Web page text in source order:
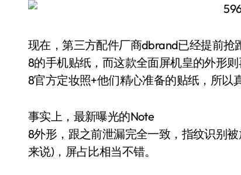
现在，第三方配件厂商dbrand已经提前抢
8的手机贴纸，而这款全面屏机皇的外形
8官方定妆照+他们精心准备的贴纸，所以
事实上，最新曝光的Note
8外形，跟之前泄漏完全一致，指纹识别
来说)，屏占比相当不错。